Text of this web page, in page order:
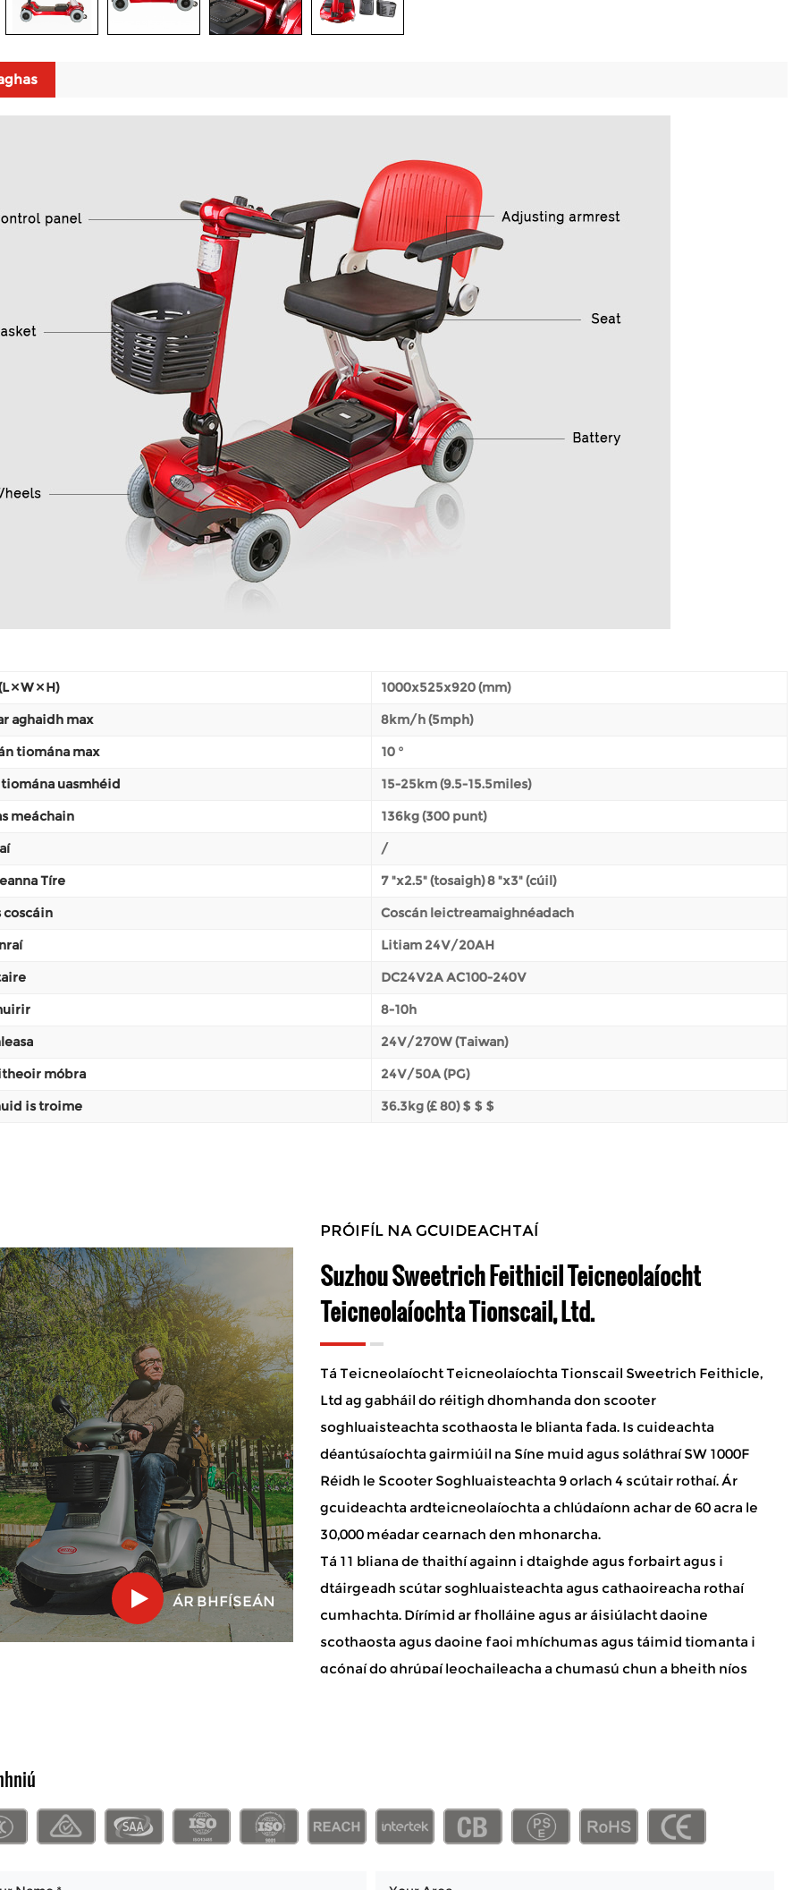
× W × H)
1000x525x920 (mm)
aghaidh max
8km/h (5mph)
tiomána max
10 °
uasmhéid
15-25km (9.5-15.5miles)
meáchain
136kg (300 punt)
/
Tíre
7 "x2.5" (tosaigh) 8 "x3" (cúil)
coscáin
Coscán leictreamaighnéadach
Litiam 24V/20AH
DC24V2A AC100-240V
8-10h
24V/270W (Taiwan)
móbra
24V/50A (PG)
is troime
36.3kg (£ 80) $ $ $
ÁR BHFÍSEÁN
PRÓIFÍL NA GCUIDEACHTAÍ
Suzhou Sweetrich Feithicil Teicneolaíocht
Teicneolaíochta Tionscail, Ltd.
Tá Teicneolaíocht Teicneolaíochta Tionscail Sweetrich Feithicle,
Ltd ag gabháil do réitigh dhomhanda don scooter
soghluaisteachta scothaosta le blianta fada. Is cuideachta
déantúsaíochta gairmiúil na Síne muid agus soláthraí SW 1000F
Réidh le Scooter Soghluaisteachta 9 orlach 4 scútair rothaí. Ár
gcuideachta ardteicneolaíochta a chlúdaíonn achar de 60 acra le
30,000 méadar cearnach den mhonarcha.
Tá 11 bliana de thaithí againn i dtaighde agus forbairt agus i
dtáirgeadh scútar soghluaisteachta agus cathaoireacha rothaí
cumhachta. Dírímid ar fholláine agus ar áisiúlacht daoine
scothaosta agus daoine faoi mhíchumas agus táimid tiomanta i
gcónaí do ghrúpaí leochaileacha a chumasú chun a bheith níos